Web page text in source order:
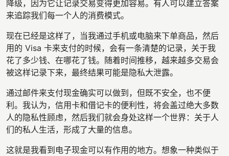
降级，因为它让记录交易变得更加容易。有人可以建立答案
来追踪我们每一个人的消费模式。
现在已经是这样了，当我通过手机或电脑来下单商品，然后
用的 Visa 卡来支付的时候，会有一条清楚的记录，关于我
花了多少钱、在哪花了钱。随着时间推移，越来越多交易会
被这样记录下来，最终结果可能是隐私大泄露。
通过邮件来支付现金确实可以做到，但既不安全，也不便
利。我认为，信用卡和借记卡的便利性，将会盖过绝大多数
人的隐私性顾虑，然后我们就会身处这样一个世界：关于人
们的私人生活，形成了大量的信息。
这就是我看到电子现金可以有作用的地方。想象一种类似于